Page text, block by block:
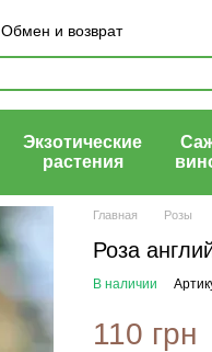
Обмен и возврат
Экзотические
растения
Главная Розы
Роза
В наличии
110 грн